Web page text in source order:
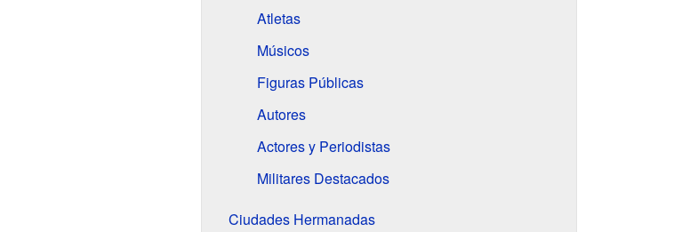
Atletas
Músicos
Figuras Públicas
Autores
Actores y Periodistas
Militares Destacados
Ciudades Hermanadas